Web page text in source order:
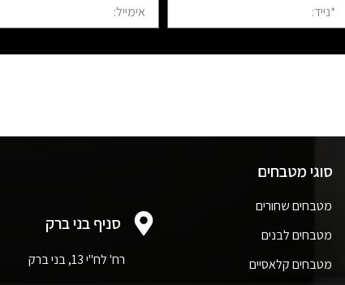
סוגי מטבחים
מטבחים שחורים
מטבחים לבנים
מטבחים קלאסיים
סניף בני ברק
רח' לח"י 13, בני ברק